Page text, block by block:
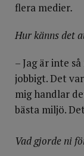
flera medier.
Hur känns det
– Jag är inte
jobbigt. Det
mig handlar
bästa miljö.
Vad gjorde ni